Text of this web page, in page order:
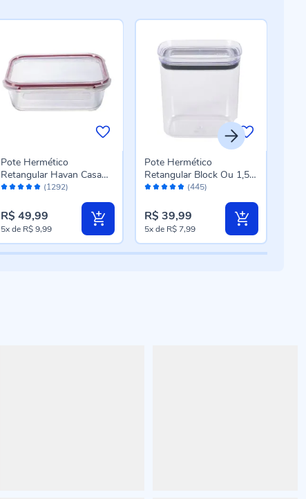
Avaliação: (1292)
Pote Hermético
Retangular Havan Casa
1,5 Litros - Vidro
R$ 49,99
5xde R$ 9,99
Avaliação: (445)
Pote Hermético
Retangular Block Ou 1,5
Litros - Natural
R$ 39,99
5xde R$ 7,99